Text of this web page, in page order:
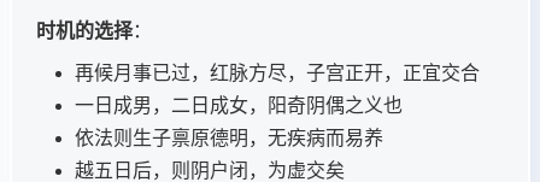
时机的选择：
再候月事已过，红脉方尽，子宫正开，正宜交合
一日成男，二日成女，阳奇阴偶之义也
依法则生子禀原德明，无疾病而易养
越五日后，则阴户闭，为虚交矣